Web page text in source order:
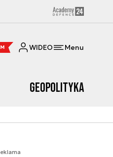
WIDEO Menu
Geopolityka